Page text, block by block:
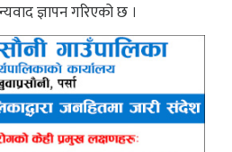
ज्ञापन गरिएको छ ।